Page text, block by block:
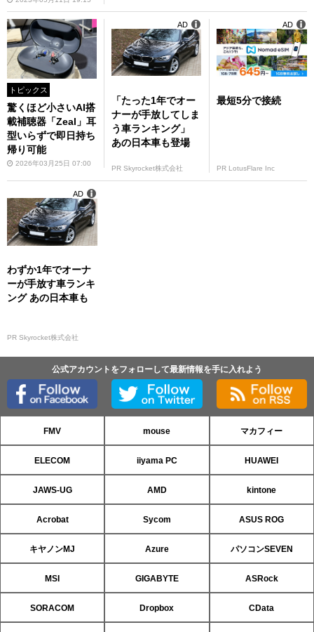
トピックス
驚くほど小さいAI搭
載補聴器「Zeal」耳
型いらずで即日持ち
帰り可能
2026年03月25日 07:00
「たった1年でオー
ナーが手放してしま
う車ランキング」
あの日本車も登場
PR Skyrocket株式会社
AD
最短5分で接続
PR LotusFlare Inc
AD
わずか1年でオーナ
ーが手放す車ランキ
ング あの日本車も
PR Skyrocket株式会社
AD
公式アカウントをフォローして最新情報を手に入れよう
FMV mouse マカフィー
ELECOM iiyama PC HUAWEI
JAWS-UG AMD kintone
Acrobat Sycom ASUS ROG
キヤノンMJ Azure パソコンSEVEN
MSI GIGABYTE ASRock
SORACOM Dropbox CData